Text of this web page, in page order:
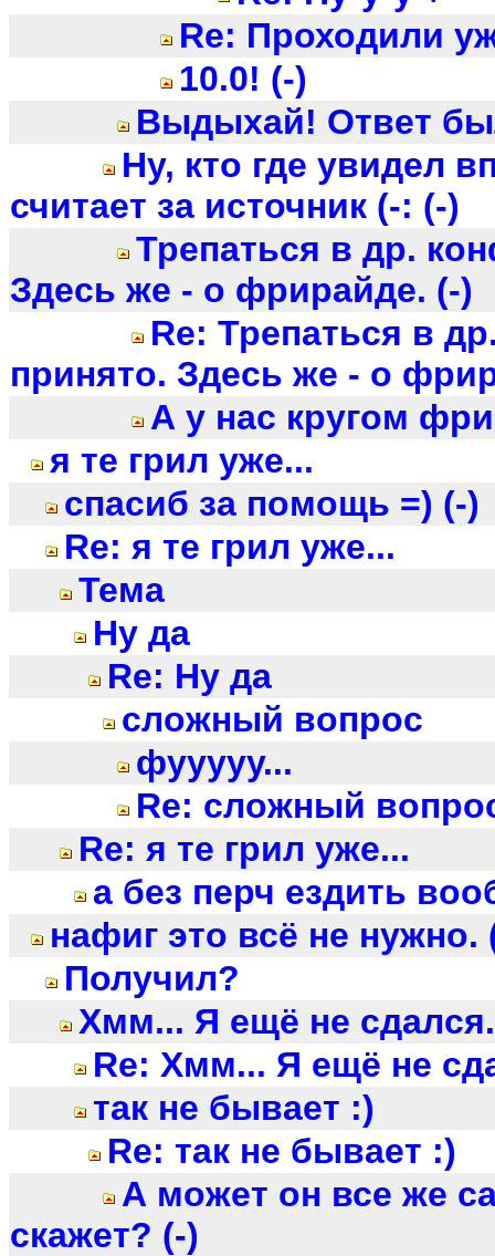
Re: Проходили
10.0! (-)
Выдыхай! Ответ
Ну, кто где увидел
считает за источник (-: (-)
Трепаться в др.
Здесь же - о фрирайде. (-)
Re: Трепаться в
принято. Здесь же - о
А у нас кругом
я те грил уже...
спасиб за помощь =) (-)
Re: я те грил уже...
Тема
Ну да
Re: Ну да
сложный вопрос
фууууу...
Re: сложный
Re: я те грил уже...
а без перч ездить
нафиг это всё не нужно.
Получил?
Хмм... Я ещё не сдался.
Re: Хмм... Я ещё не
так не бывает :)
Re: так не бывает :)
А может он все же
скажет? (-)